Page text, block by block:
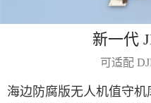
新一代
可适配
海边防腐版无人机值守机